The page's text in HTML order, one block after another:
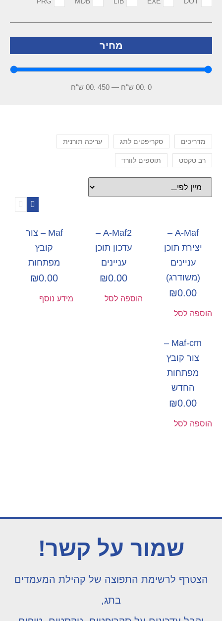
מחיר
0 .00 ש"ח —
450 .00 ש"ח
מדריכים סקריפטים לתג עריכה תורנית
רב טקסט תוספים לוורד
A-Maf –
יצירת תוכן
עניינים
(משודרג)
₪0.00
הוספה לסל
A-Maf2 –
עדכון תוכן
עניינים
₪0.00
הוספה לסל
Maf – צור
קובץ
מפתחות
₪0.00
מידע נוסף
Maf-crn –
צור קובץ
מפתחות
החדש
₪0.00
הוספה לסל
שמור על קשר!
הצטרף לרשימת התפוצה של קהילת המעמדים
בתג,